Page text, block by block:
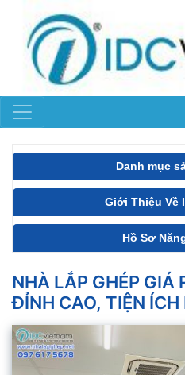
Danh mục
Giới Thiệu Về
Hồ Sơ
NHÀ LẮP GHÉP GIÁ
ĐỈNH CAO, TIỆN